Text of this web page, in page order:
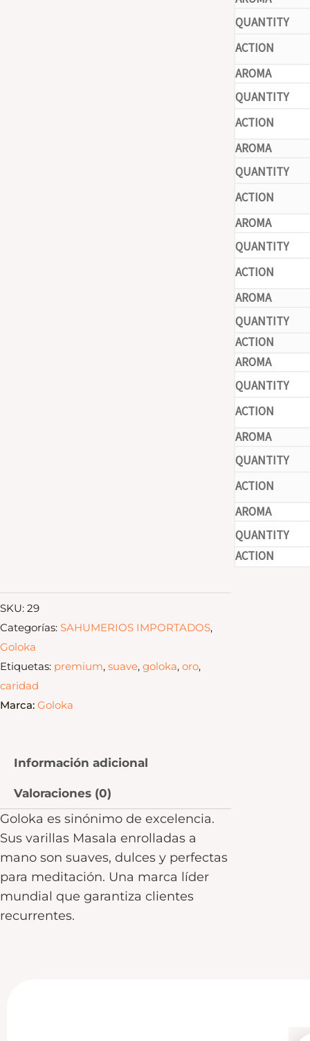
SKU: 29
Categorías: SAHUMERIOS IMPORTADOS,
Goloka
Etiquetas: premium, suave, goloka, oro,
caridad
Marca: Goloka
Información adicional
Valoraciones (0)
Goloka es sinónimo de excelencia.
Sus varillas Masala enrolladas a
mano son suaves, dulces y perfectas
para meditación. Una marca líder
mundial que garantiza clientes
recurrentes.